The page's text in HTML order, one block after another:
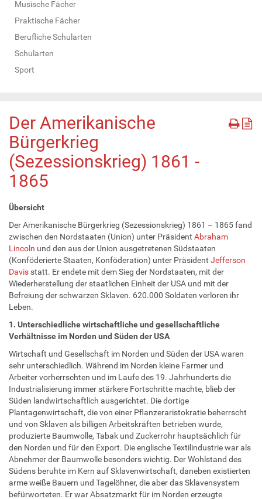
Musische Fächer
Praktische Fächer
Berufliche Schularten
Schularten
Sport
Der Amerikanische
Bürgerkrieg
(Sezessionskrieg) 1861 -
1865
Übersicht
Der Amerikanische Bürgerkrieg (Sezessionskrieg) 1861 – 1865 fand
zwischen den Nordstaaten (Union) unter Präsident Abraham
Lincoln und den aus der Union ausgetretenen Südstaaten
(Konföderierte Staaten, Konföderation) unter Präsident Jefferson
Davis statt. Er endete mit dem Sieg der Nordstaaten, mit der
Wiederherstellung der staatlichen Einheit der USA und mit der
Befreiung der schwarzen Sklaven. 620.000 Soldaten verloren ihr
Leben.
1. Unterschiedliche wirtschaftliche und gesellschaftliche
Verhältnisse im Norden und Süden der USA
Wirtschaft und Gesellschaft im Norden und Süden der USA waren
sehr unterschiedlich. Während im Norden kleine Farmer und
Arbeiter vorherrschten und im Laufe des 19. Jahrhunderts die
Industrialisierung immer stärkere Fortschritte machte, blieb der
Süden landwirtschaftlich ausgerichtet. Die dortige
Plantagenwirtschaft, die von einer Pflanzeraristokratie beherrscht
und von Sklaven als billigen Arbeitskräften betrieben wurde,
produzierte Baumwolle, Tabak und Zuckerrohr hauptsächlich für
den Norden und für den Export. Die englische Textilindustrie war als
Abnehmer der Baumwolle besonders wichtig. Der Wohlstand des
Südens beruhte im Kern auf Sklavenwirtschaft, daneben existierten
arme weiße Bauern und Tagelöhner, die aber das Sklavensystem
befürworteten. Er war Absatzmarkt für im Norden erzeugte